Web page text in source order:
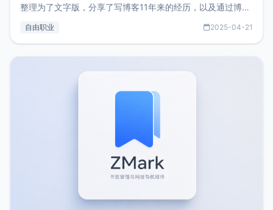
整理为了文字版，分享了写博客11年来的经历，以及通过博客
了我的首个产品ImgURL的真实数据和产品现状。自我介绍大
自由职业 2025-04-21